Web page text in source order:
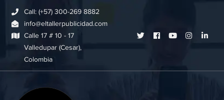
Call: (+57) 300-269 8882
info@eltallerpublicidad.com
Calle 17 # 10 - 17
Valledupar (Cesar),
Colombia
TwitterFacebook
YoutubeInstagram